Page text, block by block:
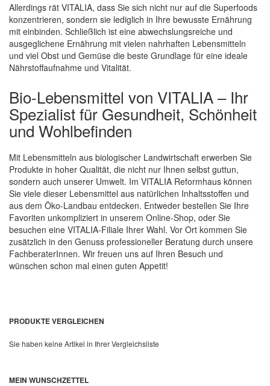
Allerdings rät VITALIA, dass Sie sich nicht nur auf die Superfoods
konzentrieren, sondern sie lediglich in Ihre bewusste Ernährung
mit einbinden. Schließlich ist eine abwechslungsreiche und
ausgeglichene Ernährung mit vielen nahrhaften Lebensmitteln
und viel Obst und Gemüse die beste Grundlage für eine ideale
Nährstoffaufnahme und Vitalität.
Bio-Lebensmittel von VITALIA – Ihr
Spezialist für Gesundheit, Schönheit
und Wohlbefinden
Mit Lebensmitteln aus biologischer Landwirtschaft erwerben Sie
Produkte in hoher Qualität, die nicht nur Ihnen selbst guttun,
sondern auch unserer Umwelt. Im VITALIA Reformhaus können
Sie viele dieser Lebensmittel aus natürlichen Inhaltsstoffen und
aus dem Öko-Landbau entdecken. Entweder bestellen Sie Ihre
Favoriten unkompliziert in unserem Online-Shop, oder Sie
besuchen eine VITALIA-Filiale Ihrer Wahl. Vor Ort kommen Sie
zusätzlich in den Genuss professioneller Beratung durch unsere
FachberaterInnen. Wir freuen uns auf Ihren Besuch und
wünschen schon mal einen guten Appetit!
PRODUKTE VERGLEICHEN
Sie haben keine Artikel in Ihrer Vergleichsliste
MEIN WUNSCHZETTEL